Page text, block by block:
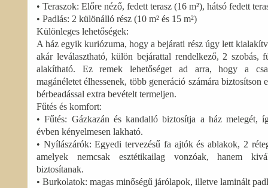
• Teraszok: Előre néző, fedett terasz (16 m²), hátsó fedett
• Padlás: 2 különálló rész (10 m² és 15 m²)
Különleges lehetőségek:
A ház egyik kuriózuma, hogy a bejárati rész úgy lett
akár leválasztható, külön bejárattal rendelkező, 2 szobás,
alakítható. Ez remek lehetőséget ad arra, hogy a
magánéletet élhessenek, több generáció számára biztosítson
bérbeadással extra bevételt termeljen.
Fűtés és komfort:
• Fűtés: Gázkazán és kandalló biztosítja a ház melegét,
évben kényelmesen lakható.
• Nyílászárók: Egyedi tervezésű fa ajtók és ablakok, 2
amelyek nemcsak esztétikailag vonzóak, hanem
biztosítanak.
• Burkolatok: magas minőségű járólapok, illetve laminált